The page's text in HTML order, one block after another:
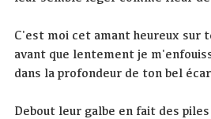
C'est moi cet amant heureux sur
avant que lentement je
dans la profondeur de ton bel
Debout leur galbe en fait des